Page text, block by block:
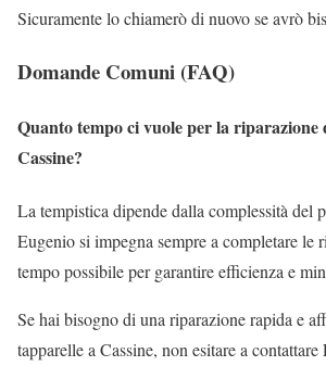
Sicuramente lo chiamerò di nuovo se avrò
Domande Comuni (FAQ)
Quanto tempo ci vuole per la riparazione
Cassine?
La tempistica dipende dalla complessità del
Eugenio si impegna sempre a completare le
tempo possibile per garantire efficienza e
Se hai bisogno di una riparazione rapida e
tapparelle a Cassine, non esitare a